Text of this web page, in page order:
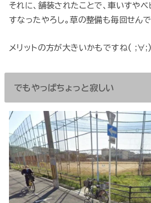
それに、舗装されたことで、車いすや
すなったやろし。草の整備も毎回せんで
メリットの方が大きいかもですね( ;∀;)
でもやっぱちょっと寂しい